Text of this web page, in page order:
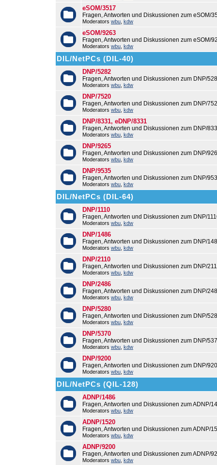
eSOM/3517
Fragen, Antworten und Diskussionen zum eSOM/
Moderators wbu kdw
eSOM/9263
Fragen, Antworten und Diskussionen zum eSOM/
Moderators wbu kdw
DIL/NetPCs (DIL-40)
DNP/5282
Fragen, Antworten und Diskussionen zum DNP/
Moderators wbu kdw
DNP/7520
Fragen, Antworten und Diskussionen zum DNP/
Moderators wbu kdw
DNP/8331, eDNP/8331
Fragen, Antworten und Diskussionen zum DNP/
Moderators wbu kdw
DNP/9265
Fragen, Antworten und Diskussionen zum DNP/
Moderators wbu kdw
DNP/9535
Fragen, Antworten und Diskussionen zum DNP/
Moderators wbu kdw
DIL/NetPCs (DIL-64)
DNP/1110
Fragen, Antworten und Diskussionen zum DNP/
Moderators wbu kdw
DNP/1486
Fragen, Antworten und Diskussionen zum DNP/
Moderators wbu kdw
DNP/2110
Fragen, Antworten und Diskussionen zum DNP/
Moderators wbu kdw
DNP/2486
Fragen, Antworten und Diskussionen zum DNP/
Moderators wbu kdw
DNP/5280
Fragen, Antworten und Diskussionen zum DNP/
Moderators wbu kdw
DNP/5370
Fragen, Antworten und Diskussionen zum DNP/
Moderators wbu kdw
DNP/9200
Fragen, Antworten und Diskussionen zum DNP/
Moderators wbu kdw
DIL/NetPCs (QIL-128)
ADNP/1486
Fragen, Antworten und Diskussionen zum ADNP/
Moderators wbu kdw
ADNP/1520
Fragen, Antworten und Diskussionen zum ADNP/
Moderators wbu kdw
ADNP/9200
Fragen, Antworten und Diskussionen zum ADNP/
Moderators wbu kdw